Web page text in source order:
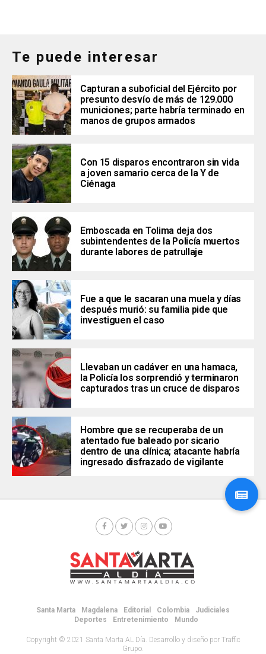
Te puede interesar
Capturan a suboficial del Ejército por
presunto desvío de más de 129.000
municiones; parte habría terminado en
manos de grupos armados
Con 15 disparos encontraron sin vida
a joven samario cerca de la Y de
Ciénaga
Emboscada en Tolima deja dos
subintendentes de la Policía muertos
durante labores de patrullaje
Fue a que le sacaran una muela y días
después murió: su familia pide que
investiguen el caso
Llevaban un cadáver en una hamaca,
la Policía los sorprendió y terminaron
capturados tras un cruce de disparos
Hombre que se recuperaba de un
atentado fue baleado por sicario
dentro de una clínica; atacante habría
ingresado disfrazado de vigilante
Santa Marta Magdalena Editorial Colombia
Judiciales
Deportes
Entretenimiento Mundo
Copyright © 2021 Santa Marta AL Día. Desarrollo y diseño por Traffic
Grupo.